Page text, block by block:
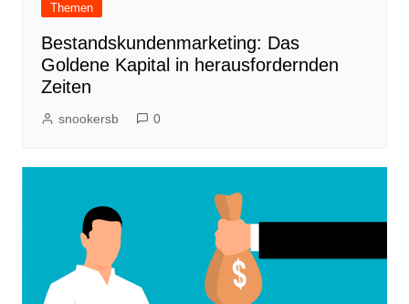
Themen
Bestandskundenmarketing: Das
Goldene Kapital in herausfordernden
Zeiten
snookersb 0